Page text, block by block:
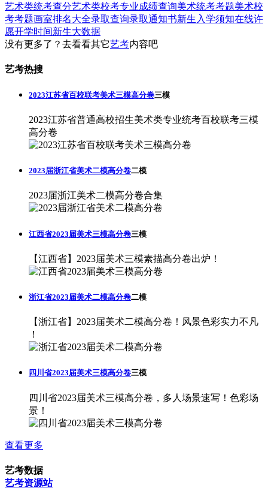
艺术类统考查分艺术类校考专业成绩查询美术统考考题美术校
考考题画室排名大全录取查询录取通知书新生入学须知在线许
愿开学时间新生大数据
没有更多了？去看看其它艺考内容吧
艺考热搜
2023江苏省百校联考美术三模高分卷三模
2023江苏省普通高校招生美术类专业统考百校联考三模
高分卷
2023届浙江省美术二模高分卷二模
2023届浙江美术二模高分卷合集
江西省2023届美术三模高分卷三模
【江西省】2023届美术三模素描高分卷出炉！
浙江省2023届美术二模高分卷二模
【浙江省】2023届美术二模高分卷！风景色彩实力不凡
！
四川省2023届美术三模高分卷三模
四川省2023届美术三模高分卷，多人场景速写！色彩场
景！
查看更多
艺考数据
艺考资源站